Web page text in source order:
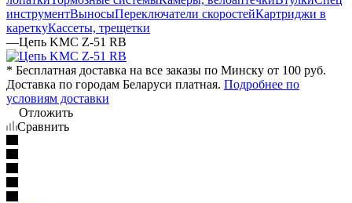
инструментВыносыПереключатели скоростейКартриджи в
кареткуКассеты, трещетки
—Цепь KMC Z-51 RB
* Бесплатная доставка на все заказы по Минску от 100 руб.
Доставка по городам Беларуси платная. Подробнее по
условиям доставки
Отложить
Сравнить